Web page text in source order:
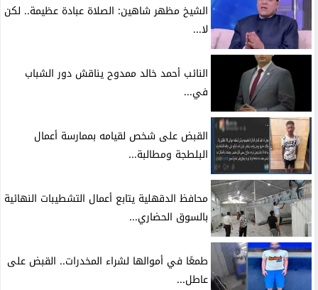
الشيخ مظهر شاهين: الصلاة عبادة عظيمة.. لكن
لا...
النائب أحمد خالد ممدوح يناقش دور الشباب
في...
القبض على شخص لقيامه بممارسة أعمال
البلطجة ومطالبة...
محافظ الدقهلية يتابع أعمال التشطيبات النهائية
بالسوق الحضاري...
طمعًا في أموالها لشراء المخدرات.. القبض على
عاطل...